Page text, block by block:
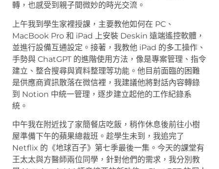
轉，也感受到親子間微妙的時光交流。
上午我到學生家裡授課，主要教他如何在 PC、
MacBook Pro 和 iPad 上安裝 Deskin 遠端遙控軟體，
並進行設備互通設定。接著，我教他 iPad 的多工操作、
手勢與 ChatGPT 的進階使用方法，像是專案管理、指令
建立、整合搜尋與資料整理等功能。他目前面臨的困難
是供應商資訊散落在微信裡，我建議他將對話內容轉錄
到 Notion 中統一管理，逐步建立起他的工作紀錄系
統。
中午我在附近找了家簡餐店吃飯，稍作休息後前往小樹
屋準備下午的蘋果總裁班。趁學生未到，我追完了
Netflix 的《地球百子》第七季最後一集。今天的課堂有
王太太與方醫師兩位同學，針對他們的需求，我分別教